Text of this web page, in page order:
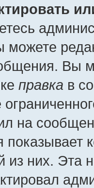
Вы
правка в
на
показывает
из них. Эта